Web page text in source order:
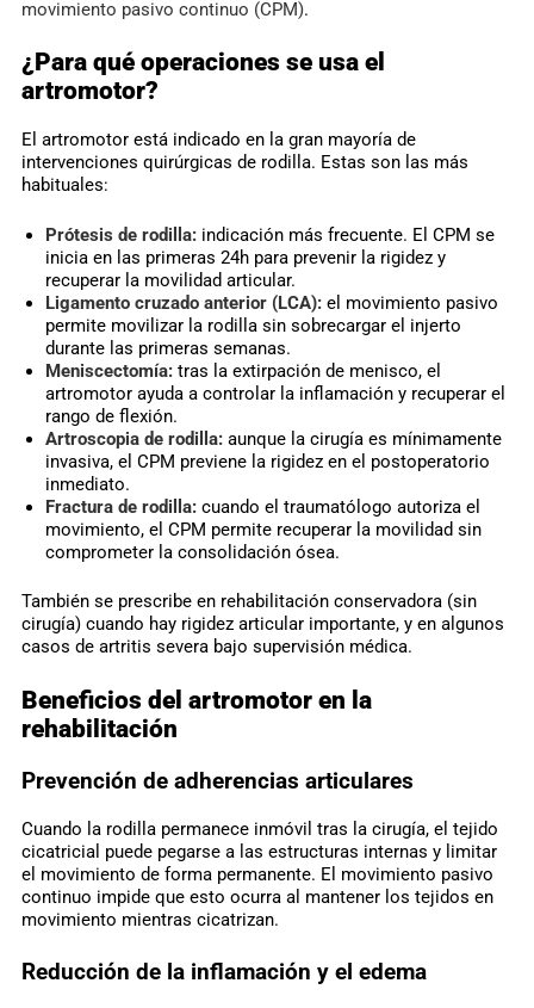
movimiento pasivo continuo (CPM).
¿Para qué operaciones se usa el
artromotor?
El artromotor está indicado en la gran mayoría de
intervenciones quirúrgicas de rodilla. Estas son las más
habituales:
Prótesis de rodilla:indicación más frecuente. El CPM se
inicia en las primeras 24h para prevenir la rigidez y
recuperar la movilidad articular.
Ligamento cruzado anterior (LCA):el movimiento pasivo
permite movilizar la rodilla sin sobrecargar el injerto
durante las primeras semanas.
Meniscectomía:tras la extirpación de menisco, el
artromotor ayuda a controlar la inflamación y recuperar el
rango de flexión.
Artroscopia de rodilla:aunque la cirugía es mínimamente
invasiva, el CPM previene la rigidez en el postoperatorio
inmediato.
Fractura de rodilla:cuando el traumatólogo autoriza el
movimiento, el CPM permite recuperar la movilidad sin
comprometer la consolidación ósea.
También se prescribe en rehabilitación conservadora (sin
cirugía) cuando hay rigidez articular importante, y en algunos
casos de artritis severa bajo supervisión médica.
Beneficios del artromotor en la
rehabilitación
Prevención de adherencias articulares
Cuando la rodilla permanece inmóvil tras la cirugía, el tejido
cicatricial puede pegarse a las estructuras internas y limitar
el movimiento de forma permanente. El movimiento pasivo
continuo impide que esto ocurra al mantener los tejidos en
movimiento mientras cicatrizan.
Reducción de la inflamación y el edema